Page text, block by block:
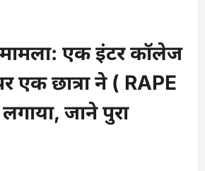
एक इंटर कॉलेज
एक छात्रा ने ( RAPE
जाने पुरा